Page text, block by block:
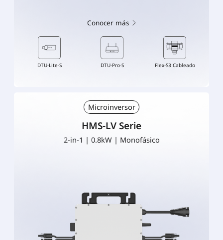
Conocer más
DTU-Lite-S DTU-Pro-S Flex-S3 Cableado
Microinversor
HMS-LV Serie
2-in-1 | 0.8kW | Monofásico